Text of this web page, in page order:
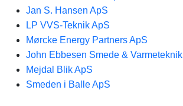
Jan S. Hansen ApS
LP VVS-Teknik ApS
Mørcke Energy Partners ApS
John Ebbesen Smede & Varmeteknik
Mejdal Blik ApS
Smeden i Balle ApS